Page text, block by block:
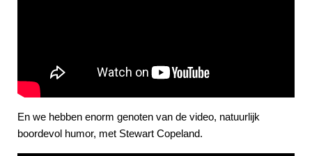
En we hebben enorm genoten van de video, natuurlijk
boordevol humor, met Stewart Copeland.